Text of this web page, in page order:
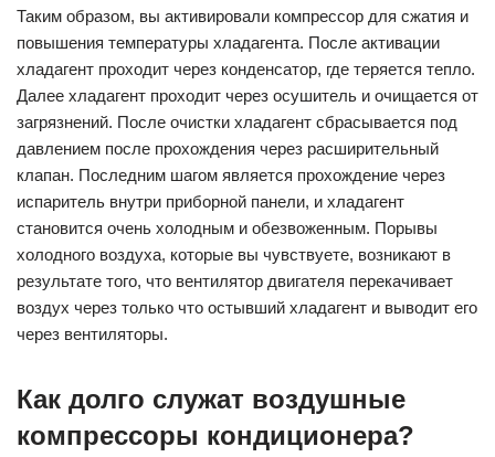
Таким образом, вы активировали компрессор для сжатия и
повышения температуры хладагента. После активации
хладагент проходит через конденсатор, где теряется тепло.
Далее хладагент проходит через осушитель и очищается от
загрязнений. После очистки хладагент сбрасывается под
давлением после прохождения через расширительный
клапан. Последним шагом является прохождение через
испаритель внутри приборной панели, и хладагент
становится очень холодным и обезвоженным. Порывы
холодного воздуха, которые вы чувствуете, возникают в
результате того, что вентилятор двигателя перекачивает
воздух через только что остывший хладагент и выводит его
через вентиляторы.
Как долго служат воздушные
компрессоры кондиционера?